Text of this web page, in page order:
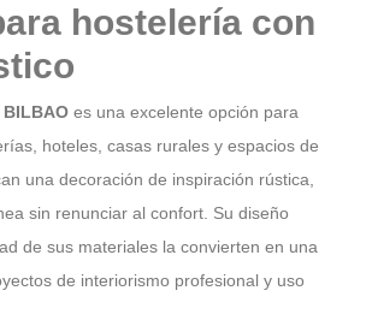
hostelería con
es una excelente opción para
hoteles, casas rurales y espacios de
una decoración de inspiración rústica,
sin renunciar al confort. Su diseño
de sus materiales la convierten en una
de interiorismo profesional y uso